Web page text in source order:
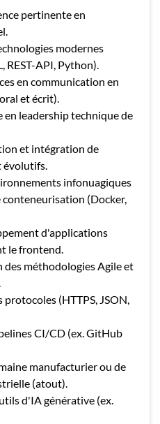
pertinente en
modernes
REST-API, Python).
en communication en
et écrit).
en leadership technique de
et intégration de
évolutifs.
infonuagiques
conteneurisation (Docker,
d'applications
le frontend.
des méthodologies Agile et
protocoles (HTTPS, JSON,
CI/CD (ex. GitHub
manufacturier ou de
(atout).
d'IA générative (ex.